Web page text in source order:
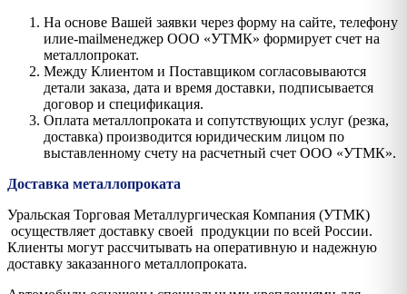
На основе Вашей заявки через форму на сайте, телефону
илиe-mailменеджер ООО «УТМК» формирует счет на
металлопрокат.
Между Клиентом и Поставщиком согласовываются
детали заказа, дата и время доставки, подписывается
договор и спецификация.
Оплата металлопроката и сопутствующих услуг (резка,
доставка) производится юридическим лицом по
выставленному счету на расчетный счет ООО «УТМК».
Доставка металлопроката
Уральская Торговая Металлургическая Компания (УТМК)
осуществляет доставку своей продукции по всей России.
Клиенты могут рассчитывать на оперативную и надежную
доставку заказанного металлопроката.